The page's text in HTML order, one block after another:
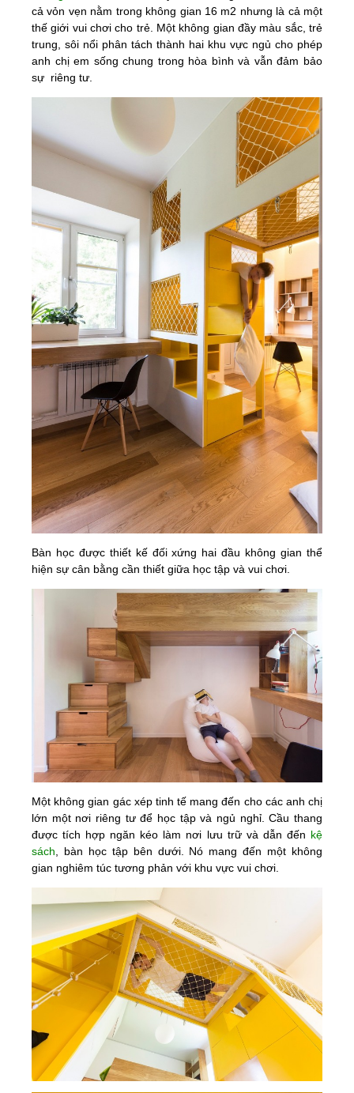
cả vỏn vẹn nằm trong không gian 16 m2 nhưng là cả một
thế giới vui chơi cho trẻ. Một không gian đầy màu sắc, trẻ
trung, sôi nổi phân tách thành hai khu vực ngủ cho phép
anh chị em sống chung trong hòa bình và vẫn đảm bảo
sự riêng tư.
Bàn học được thiết kế đối xứng hai đầu không gian thể
hiện sự cân bằng cần thiết giữa học tập và vui chơi.
Một không gian gác xép tinh tế mang đến cho các anh chị
lớn một nơi riêng tư để học tập và ngủ nghỉ. Cầu thang
được tích hợp ngăn kéo làm nơi lưu trữ và dẫn đến kệ
sách , bàn học tập bên dưới. Nó mang đến một không
gian nghiêm túc tương phản với khu vực vui chơi.